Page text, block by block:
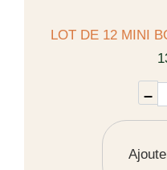
LOT DE 12 MINI
–